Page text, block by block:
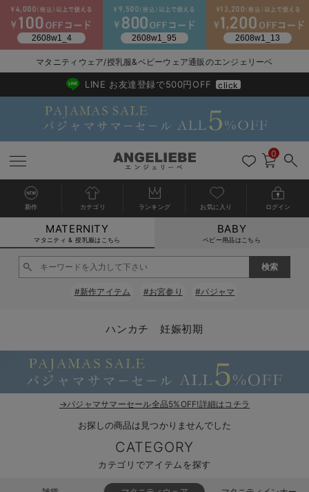
マタニティウェア全て
マタニティ ワンピース
マタニティ トップス
マタニティ アウター（コート）・ママコート
マタニティ 下着・インナー全て
授乳ブラ・マタニティブラ（マタニティインナー・産後用品）
マタニティ 授乳 キャミソール
産褥ショーツ
骨盤・マタニティベルト （妊娠中・産後）
マタニティ 腹巻き
授乳服全て
マタニティ フォーマル全て
マタニティ スーツ
マタニティ フォーマル パンツ・ボトムス
授乳用品全て
妊婦用 抱き枕・授乳クッション
マタニティレッグウェア全て
マタニティストッキング・タイツ
マタニティ ボディケア全て
アウトレット全て
【アウトレット】ワンピース
【アウトレット】パジャマ
【アウトレット】インナー
【アウトレット】ベビー
特集全て
コットン素材
ブラトップ
再入荷全て
再入荷｜インナー
戻る
送料無料アイテム全て
ワンピース
スカート
パジャマ
インナー
ベビー
戻る
ブラキャミ おまとめ
MAX55%OFF ブラックフ
戻る
【37周年祭セール】
【37周年祭セール】
戻る
気温差別オススメア
【15℃】3月下旬～
戻る
動きやすく着回しで
戻る
強撚スムース(コスパ
戻る
マタニティウェア
【おまとめ割】パジ
戻る
こだわりの履き心地
カジュアル
オフィス
戻る
ジャケット派
きれいめ美脚パンツ派
ツィード派
王道シンプル派
戻る
出産準備応援割全て
マタニティパジャマ
戻る
【オフィスカジュア
戻る
レギンスタイプ
戻る
【フォーマル】ワン
戻る
【ベビー】長袖
戻る
ハンカチ
短肌着
セット
戻る
快適ウェア10%OFF
快適ウェア10%OFF
戻る
春のマタニティワン
セットアップ・ レイ
ジャンパースカート/
ワーク・オフィス
カジュアル
あったかアイテム｜
戻る
Gift Selection 出産
〜3,000円（税込）
10,001円（税込）〜
女の子におススメの
男の子におススメの
もらって嬉しいギフト
戻る
冬の冷え対策インナ
薄くてあったか
保温&リカバリー
レギンス・タイツ
カップ付きインナー
裏起毛素材
戻る
入院準備の持ち物チ
入院してすぐ使うグ
戻る
冬のあったか特集全て
【冬のあったか特集
【冬のあったか特集
マタニティウェア/授乳服&ベビーウェア通販のエンジェリーベ
2026/NewArrival
送料495円(一部地域を除く) 7,700円以上で送料無料
LINE お友達登録で500円OFF click
0
新作 カテゴリ ランキング お気に入り ログイン
MATERNITY
マタニティ & 授乳服はこちら
BABY
ベビー用品はこちら
#新作アイテム #お宮参り #パジャマ
ハンカチ 妊娠初期
→パジャマサマーセール全品5%OFF!詳細はコチラ
お探しの商品は見つかりませんでした
CATEGORY
カテゴリでアイテムを探す
カートに入れる
閉じる